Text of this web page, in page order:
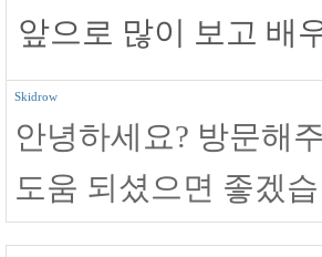
앞으로 많이 보고 배
Skidrow
안녕하세요? 방문해
도움 되셨으면 좋겠